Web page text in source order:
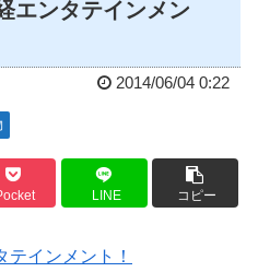
エンタテインメン
2014/06/04 0:22
LINE コピー
インメント！